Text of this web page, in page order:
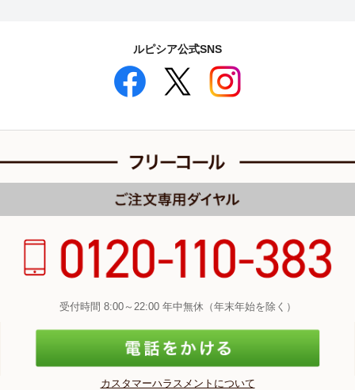
ルピシア公式SNS
受付時間 8:00～22:00 年中無休（年末年始を除く）
カスタマーハラスメントについて